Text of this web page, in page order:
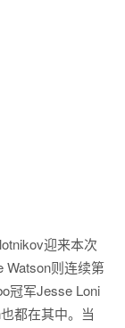
迎来本次
Watson则连续第
冠军Jesse Loni
都在其中。当